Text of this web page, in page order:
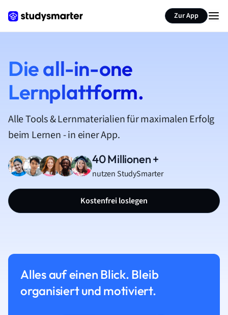
Zur App
Die all-in-one
Lernplattform.
Alle Tools & Lernmaterialien für maximalen Erfolg
beim Lernen - in einer App.
40 Millionen +
nutzen StudySmarter
Kostenfrei loslegen
Alles auf einen Blick. Bleib
organisiert und motiviert.